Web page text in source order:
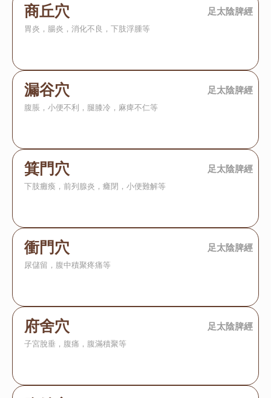
商丘穴 足太陰脾經
胃炎，腸炎，消化不良，下肢浮腫等
漏谷穴 足太陰脾經
腹脹，小便不利，腿膝冷，麻痺不仁等
箕門穴 足太陰脾經
下肢癱瘓，前列腺炎，癃閉，小便難解等
衝門穴 足太陰脾經
尿儲留，腹中積聚疼痛等
府舍穴 足太陰脾經
子宮脫垂，腹痛，腹滿積聚等